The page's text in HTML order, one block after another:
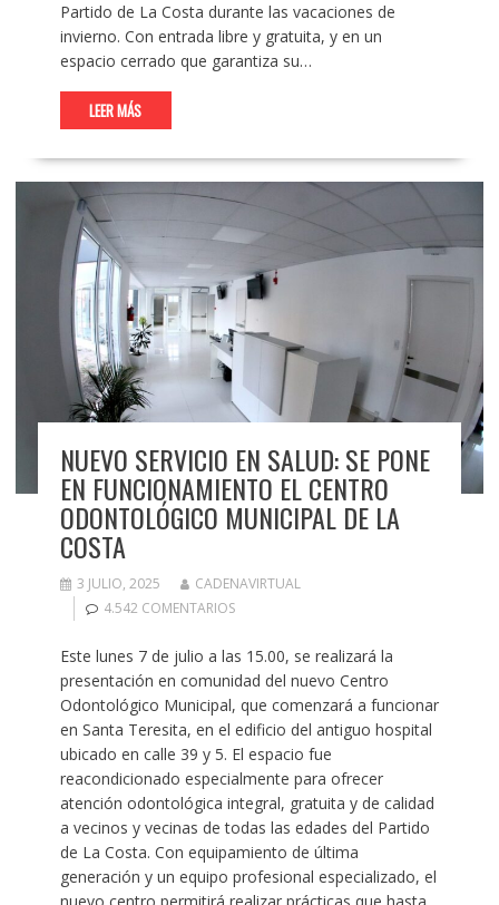
Partido de La Costa durante las vacaciones de
invierno. Con entrada libre y gratuita, y en un
espacio cerrado que garantiza su…
LEER MÁS
NUEVO SERVICIO EN SALUD: SE PONE
EN FUNCIONAMIENTO EL CENTRO
ODONTOLÓGICO MUNICIPAL DE LA
COSTA
3 JULIO, 2025
CADENAVIRTUAL
4.542 COMENTARIOS
Este lunes 7 de julio a las 15.00, se realizará la
presentación en comunidad del nuevo Centro
Odontológico Municipal, que comenzará a funcionar
en Santa Teresita, en el edificio del antiguo hospital
ubicado en calle 39 y 5. El espacio fue
reacondicionado especialmente para ofrecer
atención odontológica integral, gratuita y de calidad
a vecinos y vecinas de todas las edades del Partido
de La Costa. Con equipamiento de última
generación y un equipo profesional especializado, el